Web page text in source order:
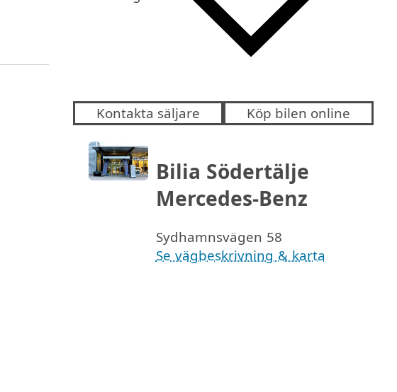
Kontakta säljare Köp bilen online
Bilia Södertälje
Mercedes-Benz
Sydhamnsvägen 58
Se vägbeskrivning & karta